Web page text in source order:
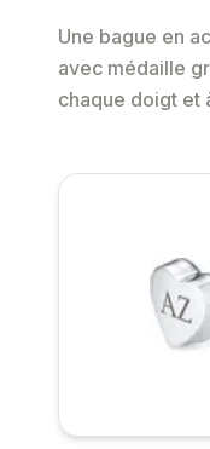
Une bague en
avec médaille
chaque doigt et